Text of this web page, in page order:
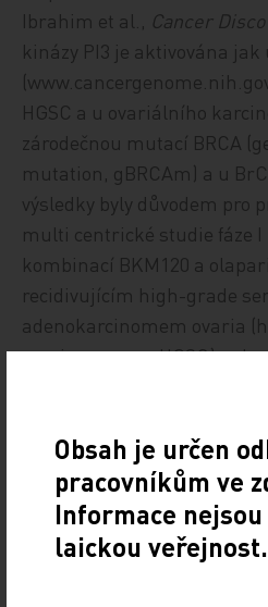
Ibrahim et al., Cancer
kinázy PI3 je aktivována jak
HGSC a u ovariálního
zárodečnou mutací BRCA
mutation, gBRCAm) a u
výsledky byly důvodem pro
multi centrické studie fáze I
kombinací BKM120 a
recidivujícím high-grade
adenokarcinomem ovaria
ovarian cancer, HGSC) nebo
eskalací úrovní dávek (dose
nebo 1/6 pacientek
(prvních 28 dnů) toxicity
limiting toxicity, DLT). Cíle
maximální tolerované
Obsah je určen
pracovníkům ve
Informace
laickou veřejnost.